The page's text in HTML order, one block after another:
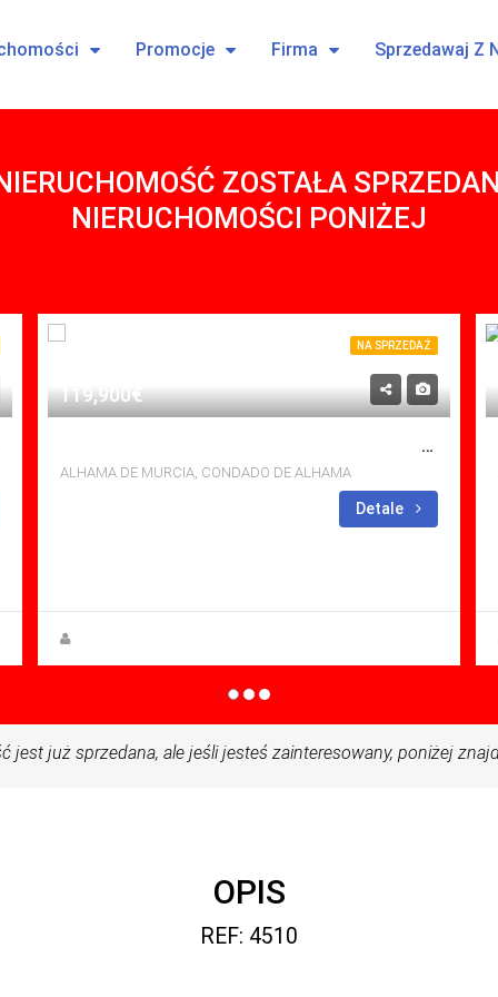
Promocje Firma Sprzedawaj Z
ZOSTAŁA
NIERUCHOMOŚCI PONIŻEJ
NA SPRZEDAŻ
119,900€
2 ŁÓŻKA Z WIDOKIEM NA POŁUDNIOWY ZACHÓD, PRYWATNYM SOLARIUM NA DACHU, NIESAMOWITYMI WIDOKAMI I WSPÓLNYM BASENEM W JARDIN 2, CONDADO DE ALHAMA RESORT
ALHAMA DE MURCIA, CONDADO DE ALHAMA
Detale
jest już sprzedana, ale jeśli jesteś zainteresowany, poniżej
OPIS
REF: 4510